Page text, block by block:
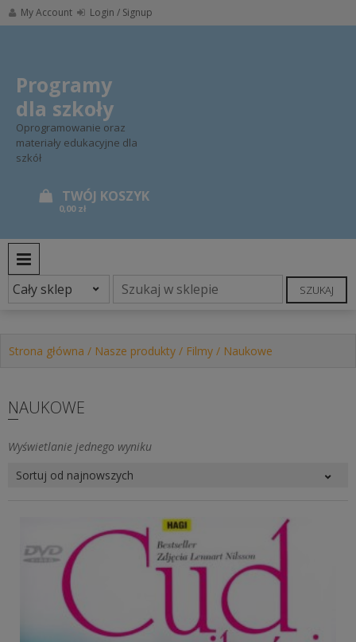
Skip
to
My Account Login / Signup
Programy
dla szkoły
Oprogramowanie oraz
materiały edukacyjne dla
szkół
0,00 zł
SZUKAJ
Strona główna / Nasze produkty / Filmy / Naukowe
NAUKOWE
Wyświetlanie jednego wyniku